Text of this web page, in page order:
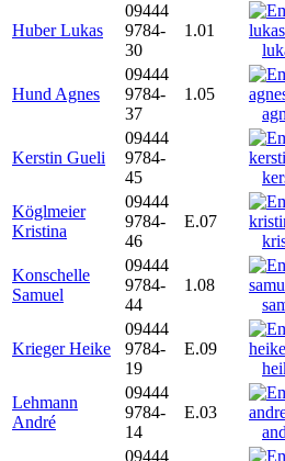
Huber Lukas
09444
9784-
30
1.01
Hund Agnes
09444
9784-
37
1.05
Kerstin Gueli
09444
9784-
45
Köglmeier
Kristina
09444
9784-
46
E.07
Konschelle
Samuel
09444
9784-
44
1.08
Krieger Heike
09444
9784-
19
E.09
Lehmann
André
09444
9784-
14
E.03
09444